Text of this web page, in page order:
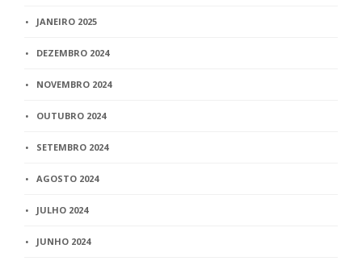
JANEIRO 2025
DEZEMBRO 2024
NOVEMBRO 2024
OUTUBRO 2024
SETEMBRO 2024
AGOSTO 2024
JULHO 2024
JUNHO 2024